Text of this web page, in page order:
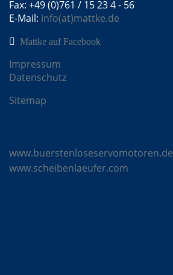
Fax: +49 (0)761 / 15 23 4 - 56
E-Mail: info(at)mattke.de
Mattke auf Facebook
Impressum
Datenschutz
Sitemap
www.buerstenloseservomotoren.de
www.scheibenlaeufer.com